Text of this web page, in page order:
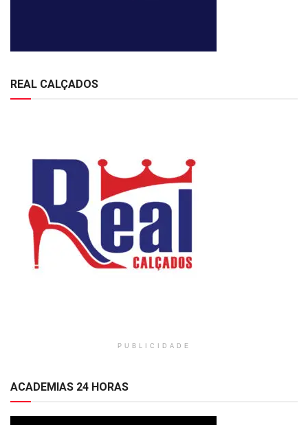
REAL CALÇADOS
PUBLICIDADE
ACADEMIAS 24 HORAS